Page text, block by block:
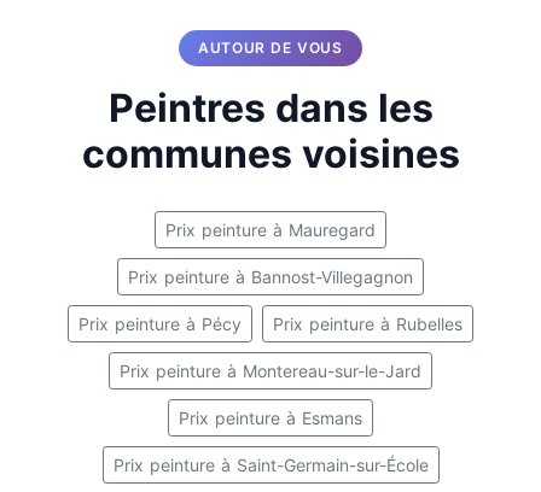
AUTOUR DE VOUS
Peintres dans les
communes voisines
Prix peinture à Mauregard
Prix peinture à Bannost-Villegagnon
Prix peinture à Pécy Prix peinture à Rubelles
Prix peinture à Montereau-sur-le-Jard
Prix peinture à Esmans
Prix peinture à Saint-Germain-sur-École